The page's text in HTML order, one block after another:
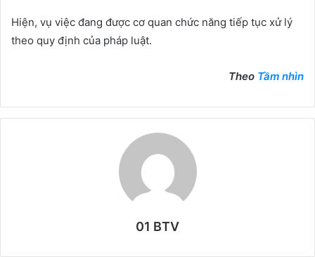
Hiện, vụ việc đang được cơ quan chức năng tiếp tục xử lý
theo quy định của pháp luật.
Theo Tầm nhìn
01 BTV